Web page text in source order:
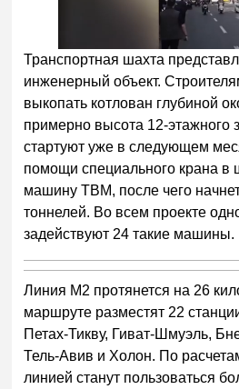
Транспортная шахта
инженерный объект.
выкопать котлован глубиной
примерно высота 12-этажного
стартуют уже в следующем
помощи специального крана в
машину TBM, после чего
тоннелей. Во всем проекте
задействуют 24 такие машины.
Линия M2 протянется на 26
маршруте разместят 22
Петах-Тикву, Гиват-Шмуэль,
Тель-Авив и Холон. По
линией станут пользоваться